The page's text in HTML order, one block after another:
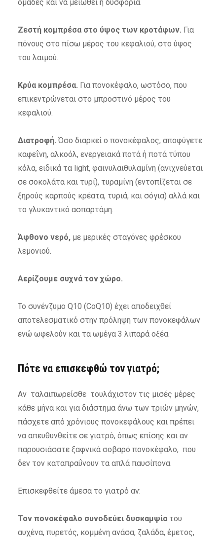
ομάδες και να μειωθεί η δυσφορία.
Ζεστή κομπρέσα στο ύψος των κροτάφων. Για
πόνους στο πίσω μέρος του κεφαλιού, στο ύψος
του λαιμού.
Κρύα κομπρέσα. Για πονοκέφαλο, ωστόσο, που
επικεντρώνεται στο μπροστινό μέρος του
κεφαλιού.
Διατροφή.Όσο διαρκεί ο πονοκέφαλος, αποφύγετε
καφεΐνη, αλκοόλ, ενεργειακά ποτά ή ποτά τύπου
κόλα, ειδικά τα light, φαινυλαιθυλαμίνη (ανιχνεύεται
σε σοκολάτα και τυρί), τυραμίνη (εντοπίζεται σε
ξηρούς καρπούς κρέατα, τυριά, και σόγια) αλλά και
το γλυκαντικό ασπαρτάμη.
Άφθονο νερό,με μερικές σταγόνες φρέσκου
λεμονιού.
Αερίζουμε συχνά τον χώρο.
Το συνένζυμο Q10 (CoQ10) έχει αποδειχθεί
αποτελεσματικό στην πρόληψη των πονοκεφάλων
ενώ ωφελούν και τα ωμέγα 3 λιπαρά οξέα.
Πότε να επισκεφθώ τον γιατρό;
Αν ταλαιπωρείσθε τουλάχιστον τις μισές μέρες
κάθε μήνα και για διάστημα άνω των τριών μηνών,
πάσχετε από χρόνιους πονοκεφάλους και πρέπει
να απευθυνθείτε σε γιατρό, όπως επίσης και αν
παρουσιάσατε ξαφνικά σοβαρό πονοκέφαλο, που
δεν τον καταπραΰνουν τα απλά παυσίπονα.
Επισκεφθείτε άμεσα το γιατρό αν:
Τον πονοκέφαλο συνοδεύει δυσκαμψίατου
αυχένα, πυρετός, κομμένη ανάσα, ζαλάδα, έμετος,